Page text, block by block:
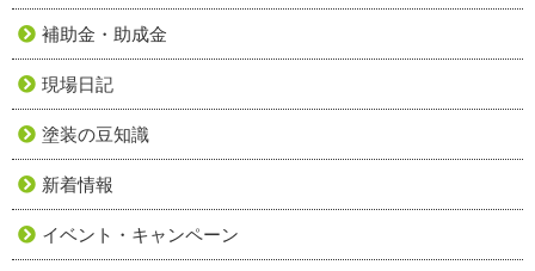
補助金・助成金
現場日記
塗装の豆知識
新着情報
イベント・キャンペーン